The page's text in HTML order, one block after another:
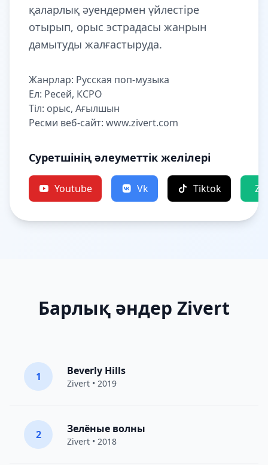
қаларлық әуендермен үйлестіре
отырып, орыс эстрадасы жанрын
дамытуды жалғастыруда.
Жанрлар: Русская поп-музыка
Ел: Ресей, КСРО
Тіл: орыс, Ағылшын
Ресми веб-сайт: www.zivert.com
Суретшінің әлеуметтік желілері
Youtube Vk Tiktok
Барлық әндер Zivert
1 Beverly Hills
Zivert • 2019
2 Зелёные волны
Zivert • 2018